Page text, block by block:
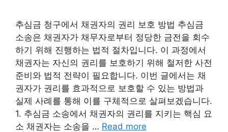
추심금 청구에서 채권자의 권리 보호 방법 추심금
소송은 채권자가 채무자로부터 정당한 금전을 회수
하기 위해 진행하는 법적 절차입니다. 이 과정에서
채권자는 자신의 권리를 보호하기 위해 철저한 사전
준비와 법적 전략이 필요합니다. 이번 글에서는 채
권자가 권리를 효과적으로 보호할 수 있는 방법과
실제 사례를 통해 이를 구체적으로 살펴보겠습니다.
1. 추심금 소송에서 채권자의 권리를 지키는 핵심 요
소 채권자는 소송을 … Read more